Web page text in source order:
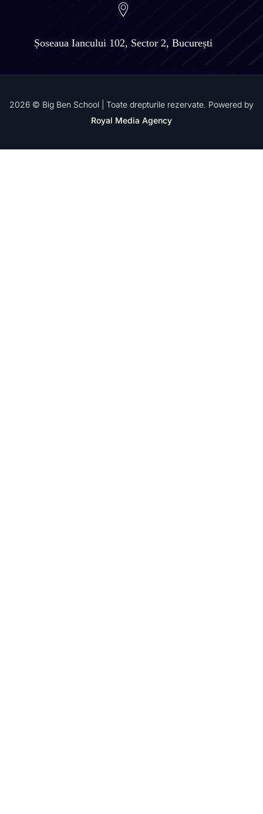
Șoseaua Iancului 102, Sector 2, București
2026 © Big Ben School | Toate drepturile rezervate. Powered by
Royal Media Agency